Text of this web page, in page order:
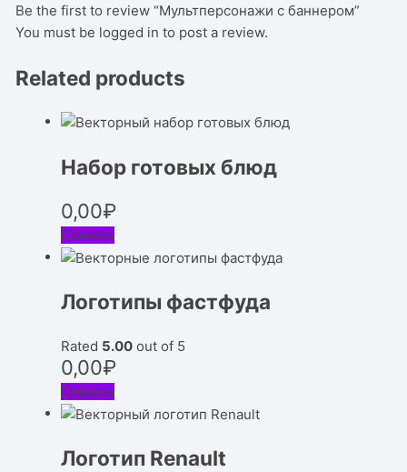
Be the first to review “Мультперсонажи с баннером”
You must be logged in to post a review.
Related products
Набор готовых блюд
0,00₽
Скачать
Логотипы фастфуда
Rated 5.00 out of 5
0,00₽
Скачать
Логотип Renault